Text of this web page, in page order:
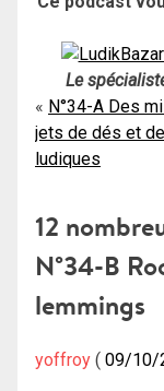
Le
Navigation
de
N°34-A Des
jets de dés et
ludiques
12
N°34-B
lemmings
yoffroy 09/10/